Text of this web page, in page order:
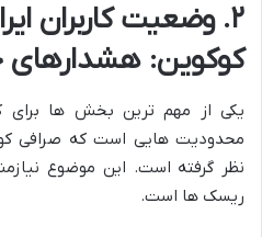
۲. وضعیت کاربران
کوکوین:
یکی از مهم ترین بخش ها برای
محدودیت هایی است که صرافی
نظر گرفته است. این موضوع
ریسک ها است.